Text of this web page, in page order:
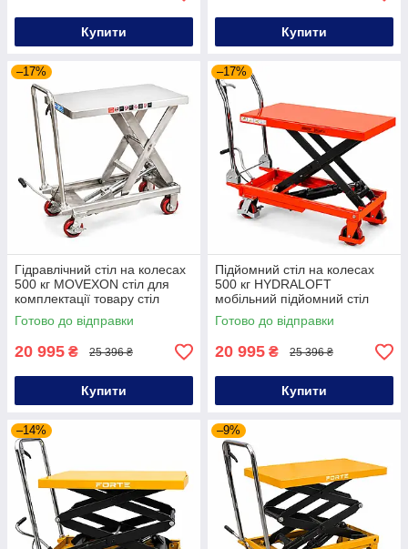
Купити Купити
–17%
Гідравлічний стіл на колесах
500 кг MOVEXON стіл для
комплектації товару стіл
гідравлічний на колесах
Готово до відправки
20 995 ₴ 25 396 ₴
Купити
–17%
Підйомний стіл на колесах
500 кг HYDRALOFT
мобільний підйомний стіл
для вантажу гідравлічний
візок-стіл
Готово до відправки
20 995 ₴ 25 396 ₴
Купити
–14% –9%